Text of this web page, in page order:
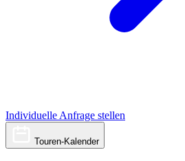
Individuelle Anfrage stellen
Touren-Kalender